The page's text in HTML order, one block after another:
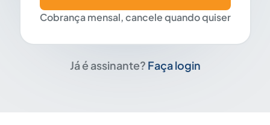
Cobrança mensal, cancele quando quiser
Já é assinante? Faça login